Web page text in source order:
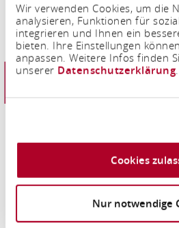
Wir verwenden Cookies, um die
analysieren, Funktionen für
integrieren und Ihnen ein
bieten. Ihre Einstellungen
anpassen. Weitere Infos finden
unserer Datenschutzerklärung.
Cookies
Nur notwendige
Romantischer Rhein
An der
56075